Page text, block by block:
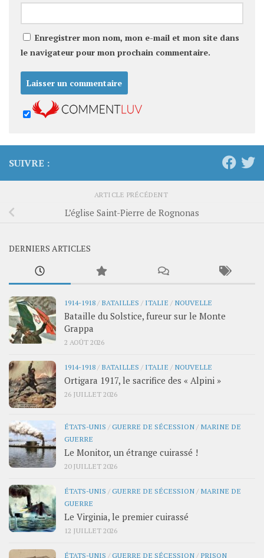
Enregistrer mon nom, mon e-mail et mon site dans
le navigateur pour mon prochain commentaire.
SUIVRE :
ARTICLE PRÉCÉDENT
L’église Saint-Pierre de Rognonas
DERNIERS ARTICLES
1914-1918 / BATAILLES / ITALIE / NOUVELLE
Bataille du Solstice, fureur sur le Monte
Grappa
2 AOÛT 2026
1914-1918 / BATAILLES / ITALIE / NOUVELLE
Ortigara 1917, le sacrifice des « Alpini »
26 JUILLET 2026
ÉTATS-UNIS /GUERRE DE SÉCESSION / MARINE DE
GUERRE
Le Monitor, un étrange cuirassé !
20 JUILLET 2026
ÉTATS-UNIS /GUERRE DE SÉCESSION / MARINE DE
GUERRE
Le Virginia, le premier cuirassé
12 JUILLET 2026
ÉTATS-UNIS /GUERRE DE SÉCESSION / PRISON